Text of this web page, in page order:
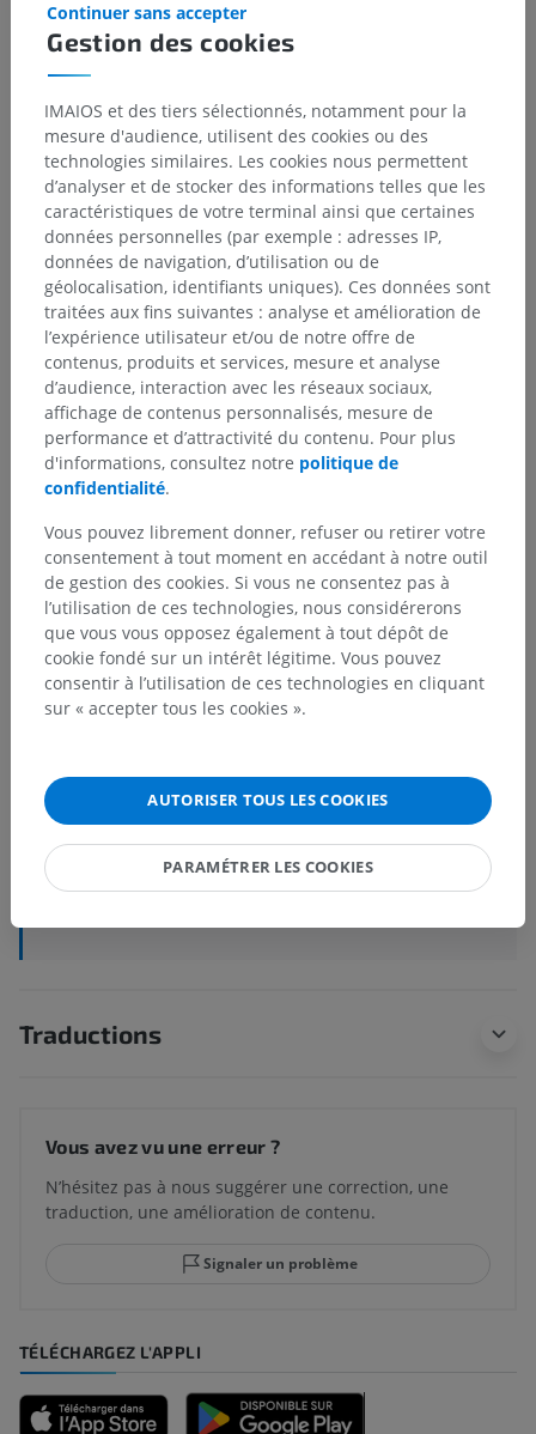
Hiérarchie anatomique
Anatomie systémique> Système respiratoire
Structures sous-jacentes :Il n'y a aucune structure
Traductions
Vous avez vu une erreur ?
N’hésitez pas à nous suggérer une correction, une
traduction, une amélioration de contenu.
Signaler un problème
TÉLÉCHARGEZ L'APPLI
Gestion des cookies
Continuer sans accepter
IMAIOS et des tiers sélectionnés, notamment pour la
mesure d'audience, utilisent des cookies ou des
technologies similaires. Les cookies nous permettent
d’analyser et de stocker des informations telles que les
caractéristiques de votre terminal ainsi que certaines
données personnelles (par exemple : adresses IP,
données de navigation, d’utilisation ou de
géolocalisation, identifiants uniques). Ces données sont
traitées aux fins suivantes : analyse et amélioration de
l’expérience utilisateur et/ou de notre offre de
contenus, produits et services, mesure et analyse
d’audience, interaction avec les réseaux sociaux,
affichage de contenus personnalisés, mesure de
performance et d’attractivité du contenu. Pour plus
d'informations, consultez notre politique de
confidentialité.
Vous pouvez librement donner, refuser ou retirer votre
consentement à tout moment en accédant à notre outil
de gestion des cookies. Si vous ne consentez pas à
l’utilisation de ces technologies, nous considérerons
que vous vous opposez également à tout dépôt de
cookie fondé sur un intérêt légitime. Vous pouvez
consentir à l’utilisation de ces technologies en cliquant
sur « accepter tous les cookies ».
AUTORISER TOUS LES COOKIES
PARAMÉTRER LES COOKIES